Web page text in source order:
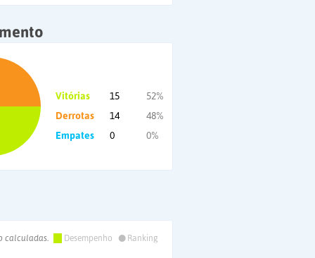
Vitórias 15
52%
Derrotas
14
48%
Empates
0 0%
calculadas. Desempenho •
Ranking